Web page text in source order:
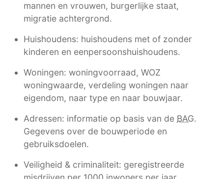
mannen en vrouwen, burgerlijke staat,
migratie achtergrond.
Huishoudens: huishoudens met of zonder
kinderen en eenpersoonshuishoudens.
Woningen: woningvoorraad, WOZ
woningwaarde, verdeling woningen naar
eigendom, naar type en naar bouwjaar.
Adressen: informatie op basis van de BAG.
Gegevens over de bouwperiode en
gebruiksdoelen.
Veiligheid & criminaliteit: geregistreerde